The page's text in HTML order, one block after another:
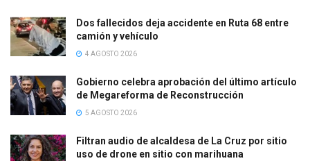
Dos fallecidos deja accidente en Ruta 68 entre
camión y vehículo
4 AGOSTO 2026
Gobierno celebra aprobación del último artículo
de Megareforma de Reconstrucción
5 AGOSTO 2026
Filtran audio de alcaldesa de La Cruz por sitio
uso de drone en sitio con marihuana